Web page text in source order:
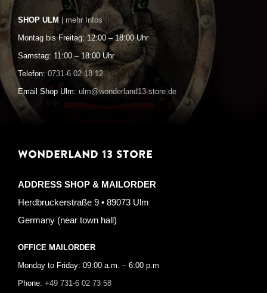
SHOP ULM | mehr Infos
Montag bis Freitag: 12:00 – 18:00 Uhr
Samstag: 11:00 – 18:00 Uhr
Telefon: 0731-6 02 18 12
Email Shop Ulm: ulm@wonderland13-store.de
WONDERLAND 13 STORE
ADDRESS SHOP & MAILORDER
Herdbruckerstraße 9 • 89073 Ulm
Germany (near town hall)
OFFICE MAILORDER
Monday to Friday: 09:00 a.m. – 6:00 p.m
Phone: +49 731-6 02 73 58